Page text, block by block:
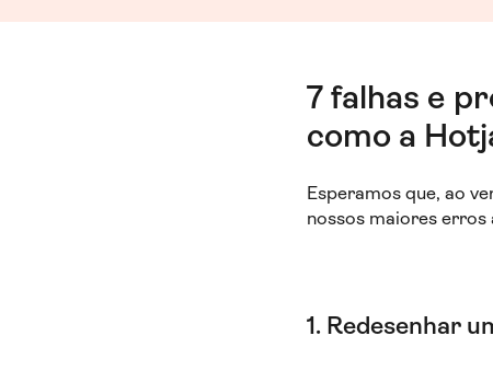
7 falhas e
como a
Esperamos que, ao
nossos maiores
1. Redesenhar